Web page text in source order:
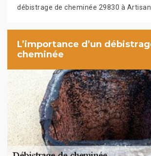
débistrage de cheminée 29830 à
L’importance d’un
cheminée